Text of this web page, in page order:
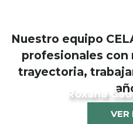
Nuestro equipo
profesionales con
trayectoria,
Roxana
VER